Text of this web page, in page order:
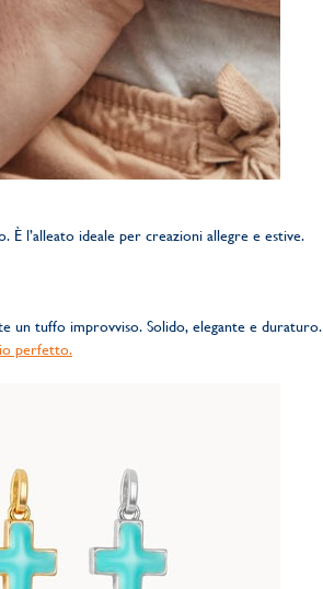
È l’alleato ideale per creazioni allegre e estive.
un tuffo improvviso. Solido, elegante e duraturo.
perfetto.